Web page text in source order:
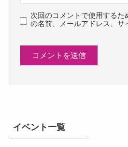
次回のコメントで使用するた
の名前、メールアドレス、サ
イベント一覧